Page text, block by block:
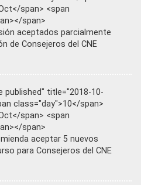
span> <span
span>
aceptados parcialmente
de Consejeros del CNE
published" title="2018-10-
class="day">10</span>
span> <span
span>
aceptar 5 nuevos
para Consejeros del CNE